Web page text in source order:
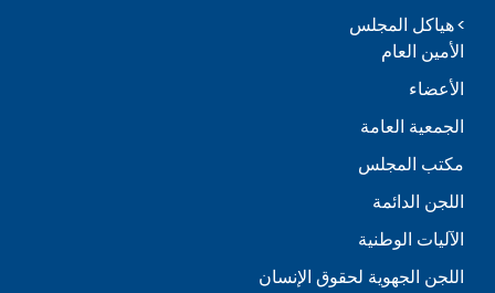
هياكل المجلس
الأمين العام
الأعضاء
الجمعية العامة
مكتب المجلس
اللجن الدائمة
الآليات الوطنية
اللجن الجهوية لحقوق الإنسان